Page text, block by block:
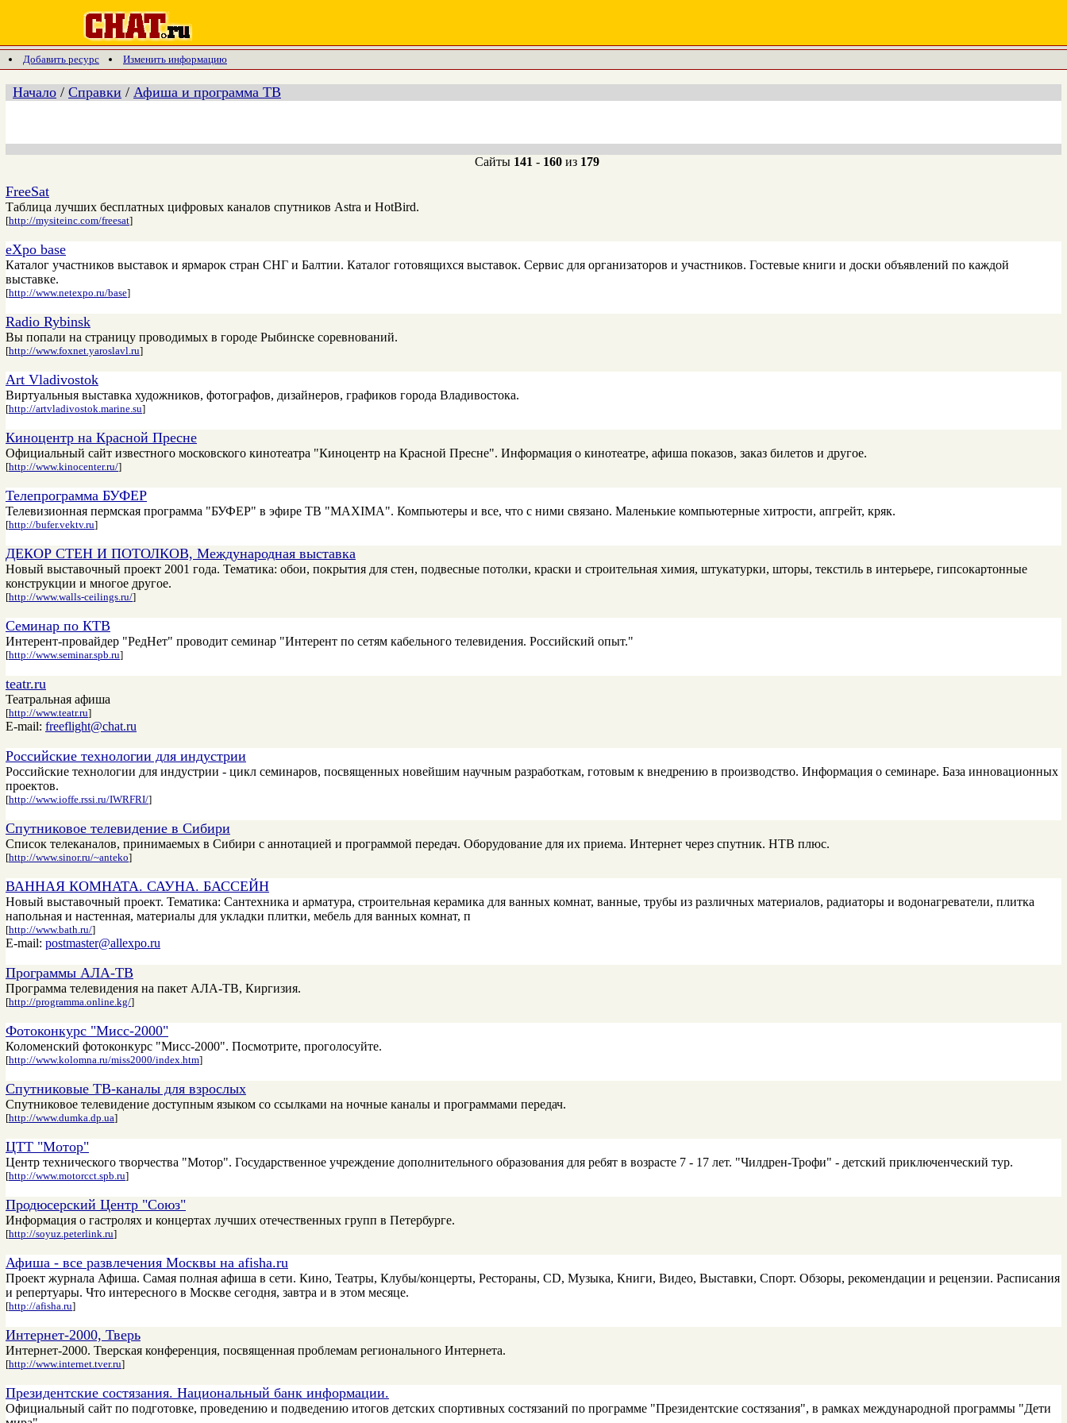
Добавить ресурс Изменить информацию
Начало / Справки / Афиша и программа ТВ
Сайты 141 - 160из 179
FreeSat
Таблица лучших бесплатных цифровых каналов спутников Astra и HotBird.
[http://mysiteinc.com/freesat]
eXpo base
Каталог участников выставок и ярмарок стран СНГ и Балтии. Каталог готовящихся выставок. Сервис для организаторов и участников. Гостевые книги и доски объявлений по каждой
выставке.
[http://www.netexpo.ru/base]
Radio Rybinsk
Вы попали на страницу проводимых в городе Рыбинске соревнований.
[http://www.foxnet.yaroslavl.ru]
Art Vladivostok
Виртуальныя выставка художников, фотографов, дизайнеров, графиков города Владивостока.
[http://artvladivostok.marine.su]
Киноцентр на Красной Пресне
Официальный сайт известного московского кинотеатра "Киноцентр на Красной Пресне". Информация о кинотеатре, афиша показов, заказ билетов и другое.
[http://www.kinocenter.ru/]
Телепрограмма БУФЕР
Телевизионная пермская программа "БУФЕР" в эфире ТВ "MAXIMA". Компьютеры и все, что с ними связано. Маленькие компьютерные хитрости, апгрейт, кряк.
[http://bufer.vektv.ru]
ДЕКОР СТЕН И ПОТОЛКОВ, Международная выставка
Новый выставочный проект 2001 года. Тематика: обои, покрытия для стен, подвесные потолки, краски и строительная химия, штукатурки, шторы, текстиль в интерьере, гипсокартонные
конструкции и многое другое.
[http://www.walls-ceilings.ru/]
Семинар по КТВ
Интерент-провайдер "РедНет" проводит семинар "Интерент по сетям кабельного телевидения. Российский опыт."
[http://www.seminar.spb.ru]
teatr.ru
Театральная афиша
[http://www.teatr.ru]
E-mail: freeflight@chat.ru
Российские технологии для индустрии
Российские технологии для индустрии - цикл семинаров, посвященных новейшим научным разработкам, готовым к внедрению в производство. Информация о семинаре. База инновационных
проектов.
[http://www.ioffe.rssi.ru/IWRFRI/]
Спутниковое телевидение в Сибири
Список телеканалов, принимаемых в Сибири с аннотацией и программой передач. Оборудование для их приема. Интернет через спутник. НТВ плюс.
[http://www.sinor.ru/~anteko]
ВАННАЯ КОМНАТА. САУНА. БАССЕЙН
Новый выставочный проект. Тематика: Сантехника и арматура, строительная керамика для ванных комнат, ванные, трубы из различных материалов, радиаторы и водонагреватели, плитка
напольная и настенная, материалы для укладки плитки, мебель для ванных комнат, п
[http://www.bath.ru/]
E-mail: postmaster@allexpo.ru
Программы АЛА-ТВ
Программа телевидения на пакет АЛА-ТВ, Киргизия.
[http://programma.online.kg/]
Фотоконкурс "Мисс-2000"
Коломенский фотоконкурс "Мисс-2000". Посмотрите, проголосуйте.
[http://www.kolomna.ru/miss2000/index.htm]
Спутниковые ТВ-каналы для взрослых
Спутниковое телевидение доступным языком со ссылками на ночные каналы и программами передач.
[http://www.dumka.dp.ua]
ЦТТ "Мотор"
Центр технического творчества "Мотор". Государственное учреждение дополнительного образования для ребят в возрасте 7 - 17 лет. "Чилдрен-Трофи" - детский приключенческий тур.
[http://www.motorcct.spb.ru]
Продюсерский Центр "Союз"
Информация о гастролях и концертах лучших отечественных групп в Петербурге.
[http://soyuz.peterlink.ru]
Афиша - все развлечения Москвы на afisha.ru
Проект журнала Афиша. Самая полная афиша в сети. Кино, Театры, Клубы/концерты, Рестораны, CD, Музыка, Книги, Видео, Выставки, Спорт. Обзоры, рекомендации и рецензии. Расписания
и репертуары. Что интересного в Москве сегодня, завтра и в этом месяце.
[http://afisha.ru]
Интернет-2000, Тверь
Интернет-2000. Тверская конференция, посвященная проблемам регионального Интернета.
[http://www.internet.tver.ru]
Президентские состязания. Национальный банк информации.
Официальный сайт по подготовке, проведению и подведению итогов детских спортивных состязаний по программе "Президентские состязания", в рамках международной программы "Дети